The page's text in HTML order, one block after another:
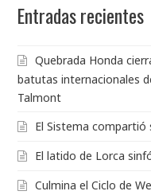
Entradas recientes
Quebrada Honda
batutas internacionales
Talmont
El Sistema compartió
El latido de Lorca
Culmina el Ciclo de